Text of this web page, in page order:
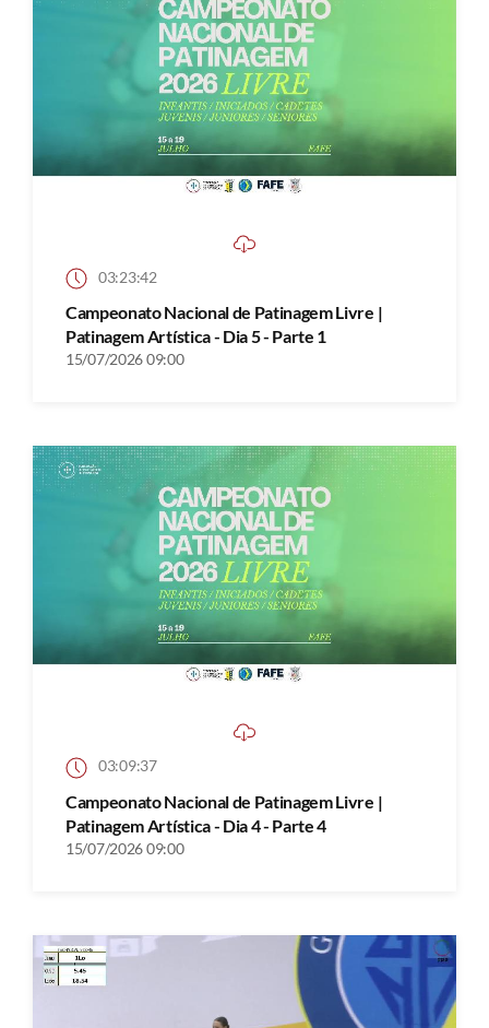
03:23:42
Campeonato Nacional de Patinagem Livre |
Patinagem Artística - Dia 5 - Parte 1
15/07/2026 09:00
03:09:37
Campeonato Nacional de Patinagem Livre |
Patinagem Artística - Dia 4 - Parte 4
15/07/2026 09:00